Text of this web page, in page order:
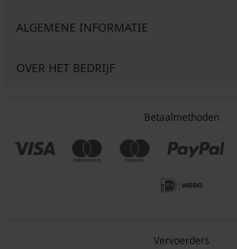
ALGEMENE INFORMATIE
OVER HET BEDRIJF
Betaalmethoden
Vervoerders